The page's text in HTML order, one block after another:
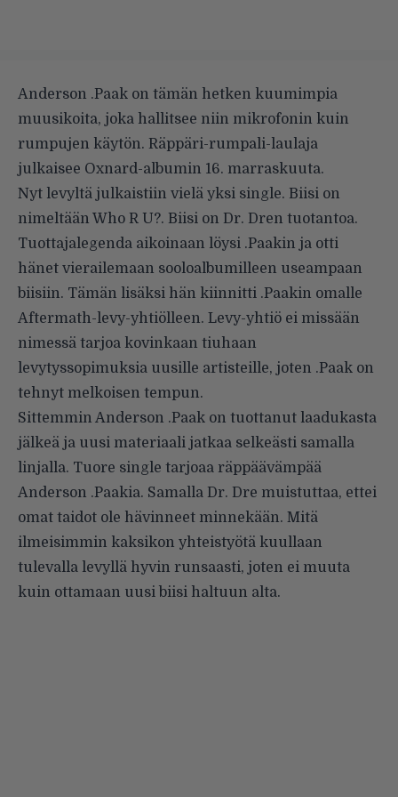
Anderson .Paak on tämän hetken kuumimpia
muusikoita, joka hallitsee niin mikrofonin kuin
rumpujen käytön. Räppäri-rumpali-laulaja
julkaisee Oxnard-albumin 16. marraskuuta.
Nyt levyltä julkaistiin vielä yksi single. Biisi on
nimeltään Who R U?. Biisi on Dr. Dren tuotantoa.
Tuottajalegenda aikoinaan löysi .Paakin ja otti
hänet vierailemaan sooloalbumilleen useampaan
biisiin. Tämän lisäksi hän kiinnitti .Paakin omalle
Aftermath-levy-yhtiölleen. Levy-yhtiö ei missään
nimessä tarjoa kovinkaan tiuhaan
levytyssopimuksia uusille artisteille, joten .Paak on
tehnyt melkoisen tempun.
Sittemmin Anderson .Paak on tuottanut laadukasta
jälkeä ja uusi materiaali jatkaa selkeästi samalla
linjalla. Tuore single tarjoaa räppäävämpää
Anderson .Paakia. Samalla Dr. Dre muistuttaa, ettei
omat taidot ole hävinneet minnekään. Mitä
ilmeisimmin kaksikon yhteistyötä kuullaan
tulevalla levyllä hyvin runsaasti, joten ei muuta
kuin ottamaan uusi biisi haltuun alta.